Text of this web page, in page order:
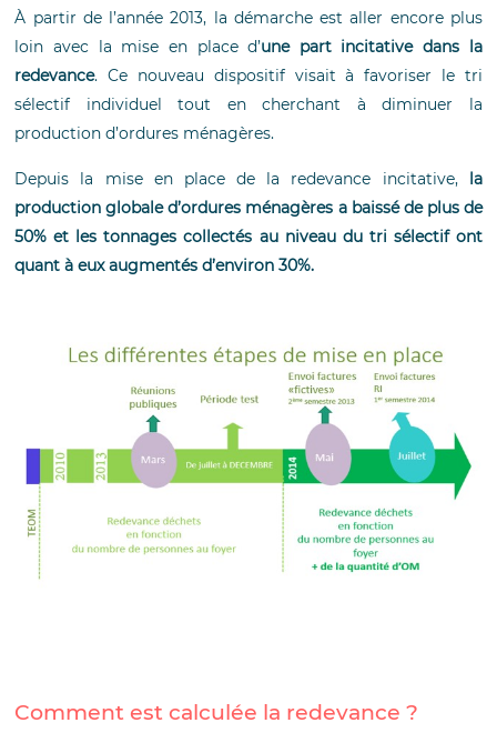
À partir de l’année 2013, la démarche est aller encore plus
loin avec la mise en place d’une part incitative dans la
redevance. Ce nouveau dispositif visait à favoriser le tri
sélectif individuel tout en cherchant à diminuer la
production d’ordures ménagères.
Depuis la mise en place de la redevance incitative, la
production globale d’ordures ménagères a baissé de plus de
50% et les tonnages collectés au niveau du tri sélectif ont
quant à eux augmentés d’environ 30%.
Comment est calculée la redevance ?